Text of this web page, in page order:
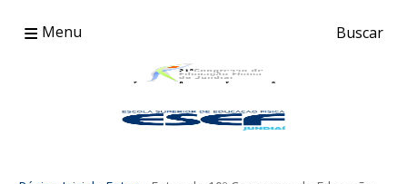
≡ Menu Buscar